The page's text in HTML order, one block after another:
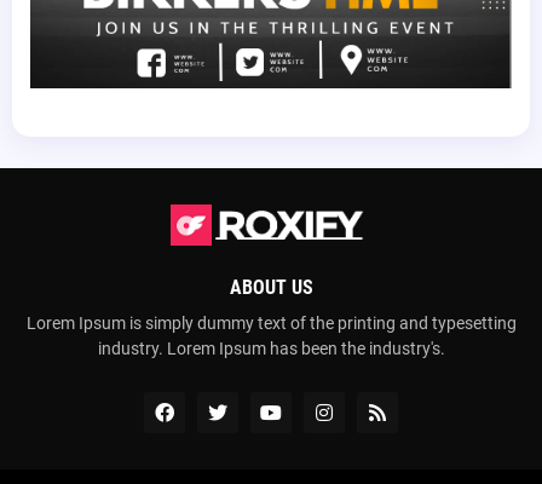
ABOUT US
Lorem Ipsum is simply dummy text of the printing and typesetting
industry. Lorem Ipsum has been the industry's.